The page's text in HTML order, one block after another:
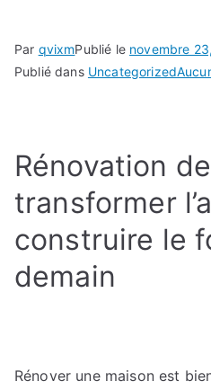
Par qvixmPublié le novembre
Publié dans Uncategorized
Rénovation
transformer
construire le
demain
Rénover une maison est